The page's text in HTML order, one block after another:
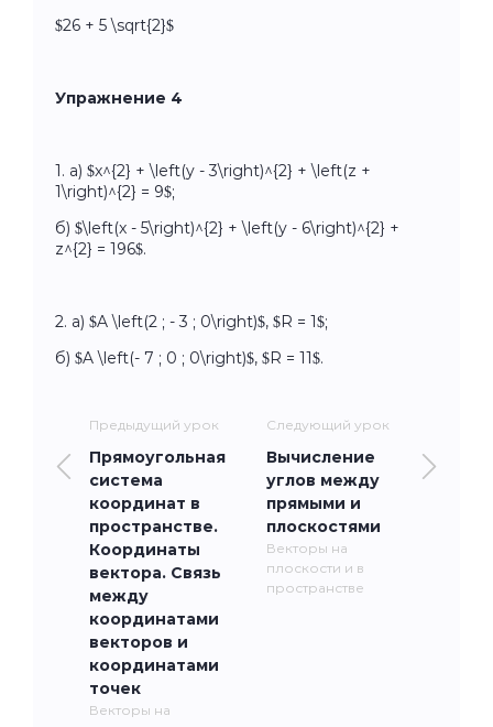
$26 + 5 \sqrt{2}$
Упражнение 4
1. а) $x^{2} + \left(y - 3\right)^{2} + \left(z +
1\right)^{2} = 9$;
б) $\left(x - 5\right)^{2} + \left(y - 6\right)^{2} +
z^{2} = 196$.
2. а) $A \left(2 ; - 3 ; 0\right)$, $R = 1$;
б) $A \left(- 7 ; 0 ; 0\right)$, $R = 11$.
Предыдущий урок
Прямоугольная
система
координат в
пространстве.
Координаты
вектора. Связь
между
координатами
векторов и
координатами
точек
Векторы на
Следующий урок
Вычисление
углов между
прямыми и
плоскостями
Векторы на
плоскости и в
пространстве